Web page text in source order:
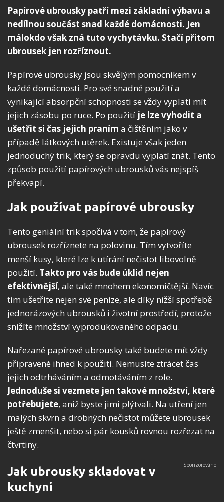
Papírové ubrousky patří mezi základní výbavu a
nedílnou součást snad každé domácnosti. Jen
málokdo však zná tuto vychytávku. Stačí přitom
ubrousek jen rozříznout.
Papírové ubrousky jsou skvělým pomocníkem v
každé domácnosti. Pro své snadné použití a
vynikající absorpční schopnosti se vždy vyplatí mít
jejich zásobu po ruce. Po použití je lze vyhodit a
ušetřit si čas jejich praním a čištěním jako v
případě látkových utěrek. Existuje však jeden
jednoduchý trik, který se opravdu vyplatí znát. Tento
způsob použití papírových ubrousků vás nejspíš
překvapí.
Jak používat papírové ubrousky
Tento geniální trik spočívá v tom, že papírový
ubrousek rozříznete na polovinu. Tím vytvoříte
menší kusy, které lze k utírání nečistot libovolně
použití. Takto pro vás bude úklid nejen
efektivnější, ale také mnohem ekonomičtější. Navíc
tím ušetříte nejen své peníze, ale díky nižší spotřebě
jednorázových ubrousků i životní prostředí, protože
snížíte množství vyprodukovaného odpadu.
Nařezané papírové ubrousky také budete mít vždy
připravené ihned k použití. Nemusíte ztrácet čas
jejich odtrháváním a odmotáváním z role.
Jednoduše si vezmete jen takové množství, které
potřebujete, aniž byste jimi plýtvali. Na utření jen
malých skvrn a drobných nečistot můžete ubrousek
ještě zmenšit, nebo si pár kousků rovnou rozřezat na
čtvrtiny.
Jak ubrousky skladovat v
kuchyni